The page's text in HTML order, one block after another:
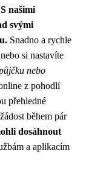
S našimi
svými
Snadno a rychle
si nastavíte
nebo
z pohodlí
přehledné
během pár
dosáhnout
a aplikacím